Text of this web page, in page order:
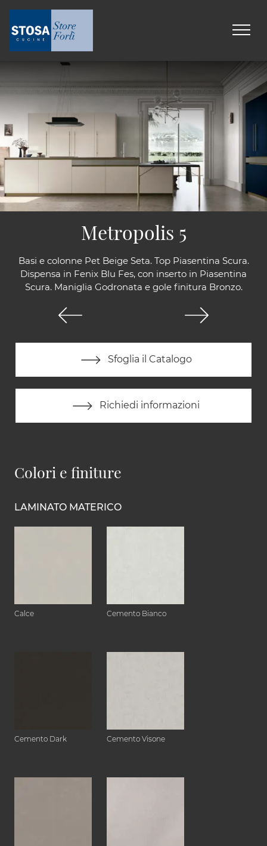
Basi e colonne Pet Beige Seta. Top Piasentina Scura.
Dispensa in Fenix Blu Fes, con inserto in Piasentina
Scura. Maniglia Godronata e gole finitura Bronzo.
Sfoglia il Catalogo
Richiedi informazioni
Metropolis 5
Colori e finiture
LAMINATO MATERICO
Calce Cemento Bianco
Cemento Dark Cemento Visone